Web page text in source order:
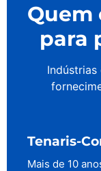
Quem
para
Indústrias
Tenaris-
Mais de 10